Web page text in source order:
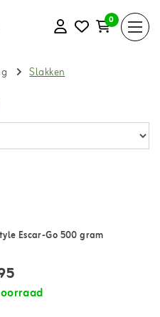
0
Slakken
Escar-Go 500 gram